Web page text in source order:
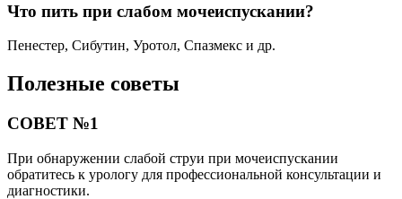
Что пить при слабом мочеиспускании?
Пенестер, Сибутин, Уротол, Спазмекс и др.
Полезные советы
СОВЕТ №1
При обнаружении слабой струи при мочеиспускании
обратитесь к урологу для профессиональной консультации и
диагностики.